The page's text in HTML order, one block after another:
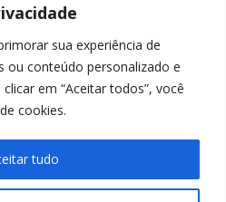
sua experiência de
ou conteúdo personalizado e
em “Aceitar todos”, você
cookies.
tudo